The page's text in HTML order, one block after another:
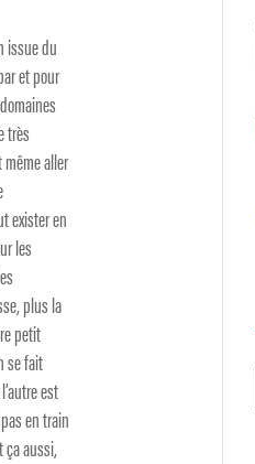
issue du
et pour
très
aller
exister en
les
plus la
petit
se fait
est
en train
ça aussi,